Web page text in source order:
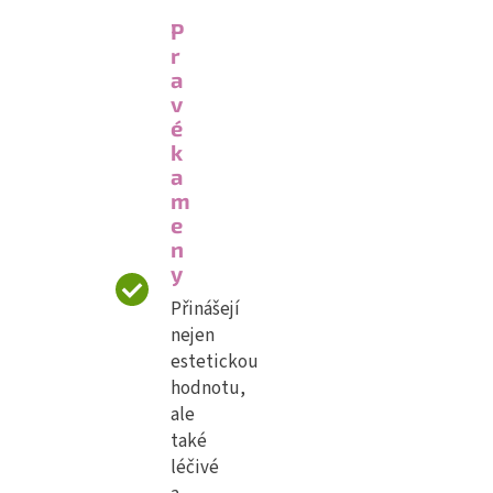
P
r
a
v
é
k
a
m
e
n
y
Přinášejí
nejen
estetickou
hodnotu,
ale
také
léčivé